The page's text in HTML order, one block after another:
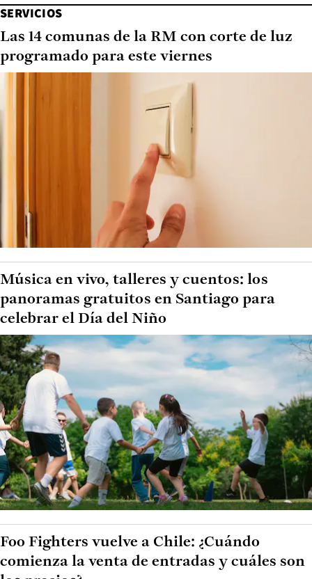
SERVICIOS
Las 14 comunas de la RM con corte de luz
programado para este viernes
Música en vivo, talleres y cuentos: los
panoramas gratuitos en Santiago para
celebrar el Día del Niño
Foo Fighters vuelve a Chile: ¿Cuándo
comienza la venta de entradas y cuáles son